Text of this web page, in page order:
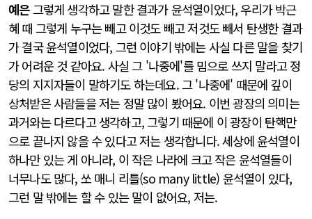
예은그렇게 생각하고 말한 결과가 윤석열이었다, 우리가 박근
혜 때 그렇게 누구는 빼고 이것도 빼고 저것도 빼서 탄생한 결과
가 결국 윤석열이었다, 그런 이야기 밖에는 사실 다른 말을 찾기
가 어려운 것 같아요. 사실 그 '나중에'를 밈으로 쓰지 말라고 정
당의 지지자들이 말하기도 하는데요. 그 '나중에' 때문에 깊이
상처받은 사람들을 저는 정말 많이 봤어요. 이번 광장의 의미는
과거와는 다르다고 생각하고, 그렇기 때문에 이 광장이 탄핵만
으로 끝나지 않을 수 있다고 저는 생각합니다. 세상에 윤석열이
하나만 있는 게 아니라, 이 작은 나라에 크고 작은 윤석열들이
너무나도 많다, 쏘 매니 리틀(so many little) 윤석열이 있다,
그런 말 밖에는 할 수 있는 말이 없어요, 저는.